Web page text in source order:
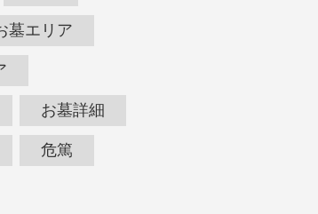
墓エリア
お墓詳細
危篤